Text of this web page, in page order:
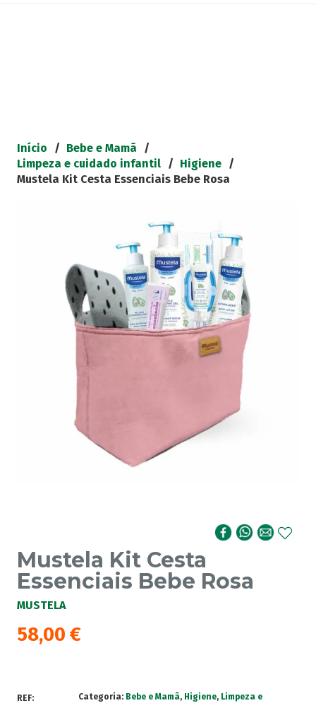
Início / Bebe e Mamã
/
Limpeza e cuidado infantil / Higiene /
Mustela Kit Cesta Essenciais Bebe Rosa
Mustela Kit Cesta
Essenciais Bebe Rosa
MUSTELA
58,00 €
REF:
Categoria: Bebe e Mamã, Higiene, Limpeza e